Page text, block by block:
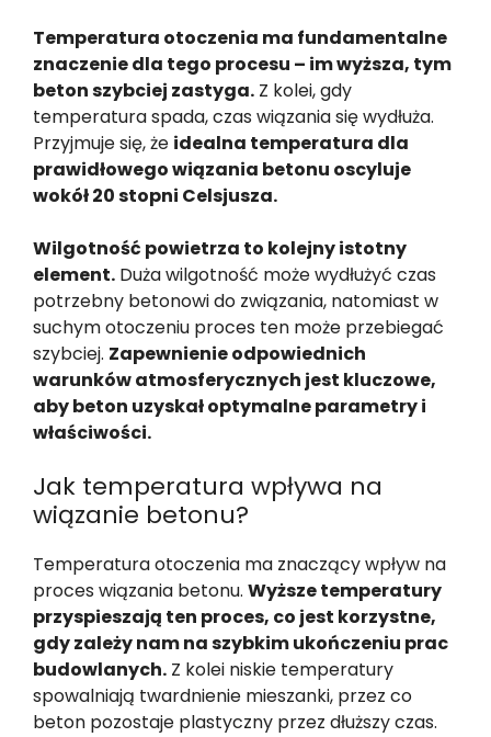
Temperatura otoczenia ma fundamentalne
znaczenie dla tego procesu – im wyższa, tym
beton szybciej zastyga. Z kolei, gdy
temperatura spada, czas wiązania się wydłuża.
Przyjmuje się, że idealna temperatura dla
prawidłowego wiązania betonu oscyluje
wokół 20 stopni Celsjusza.
Wilgotność powietrza to kolejny istotny
element. Duża wilgotność może wydłużyć czas
potrzebny betonowi do związania, natomiast w
suchym otoczeniu proces ten może przebiegać
szybciej. Zapewnienie odpowiednich
warunków atmosferycznych jest kluczowe,
aby beton uzyskał optymalne parametry i
właściwości.
Jak temperatura wpływa na
wiązanie betonu?
Temperatura otoczenia ma znaczący wpływ na
proces wiązania betonu. Wyższe temperatury
przyspieszają ten proces, co jest korzystne,
gdy zależy nam na szybkim ukończeniu prac
budowlanych. Z kolei niskie temperatury
spowalniają twardnienie mieszanki, przez co
beton pozostaje plastyczny przez dłuższy czas.